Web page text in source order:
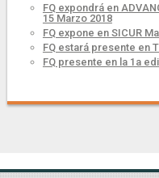
FQ expondrá en
15 Marzo 2018
FQ expone en SICUR
FQ estará presente en
FQ presente en la 1a